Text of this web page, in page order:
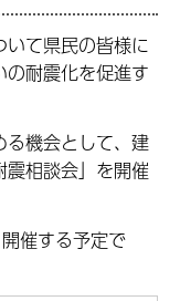
て県民の皆様に
耐震化を促進す
る機会として、建
相談会」を開催
催する予定で